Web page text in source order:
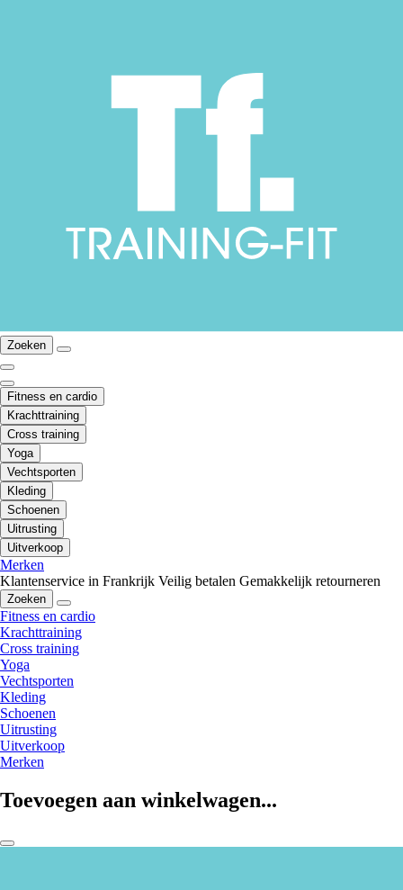
Zoeken
Fitness en cardio
Krachttraining
Cross training
Yoga
Vechtsporten
Kleding
Schoenen
Uitrusting
Uitverkoop
Merken
Klantenservice in Frankrijk Veilig betalen Gemakkelijk retourneren
Zoeken
Fitness en cardio
Krachttraining
Cross training
Yoga
Vechtsporten
Kleding
Schoenen
Uitrusting
Uitverkoop
Merken
Toevoegen aan winkelwagen...